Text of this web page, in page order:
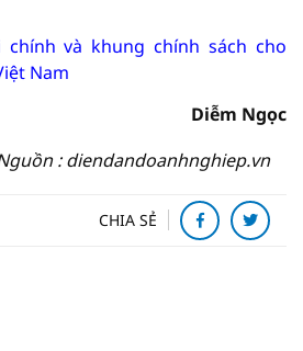
và khung chính sách cho
Nam
Diễm Ngọc
: diendandoanhnghiep.vn
CHIA SẺ